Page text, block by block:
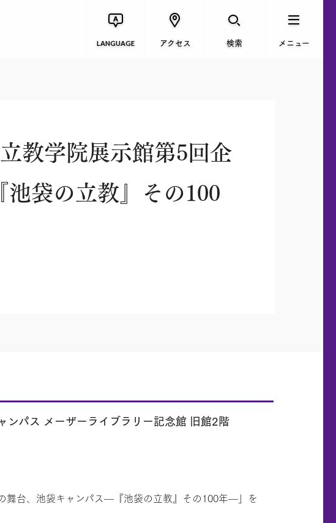
LANGUAGE アクセス 検索 メニュー
教学院展示館第5回企
袋の立教』その100
ンパス メーザーライブラリー記念館 旧館2階
舞台、池袋キャンパス—『池袋の立教』その100年—」を